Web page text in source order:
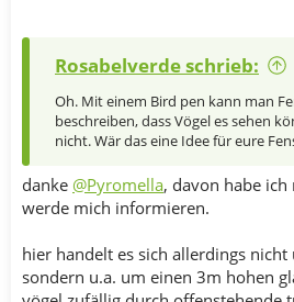
Rosabelverde schrieb:
Oh. Mit einem Bird pen kann man
beschreiben, dass Vögel es sehen
nicht. Wär das eine Idee für eure
danke @Pyromella, davon habe
werde mich informieren.
hier handelt es sich allerdings
sondern u.a. um einen 3m hohen